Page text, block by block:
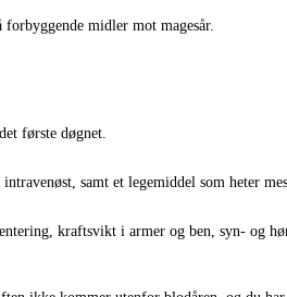
midler mot magesår.
første døgnet.
samt et legemiddel som heter
kraftsvikt i armer og ben, syn- og